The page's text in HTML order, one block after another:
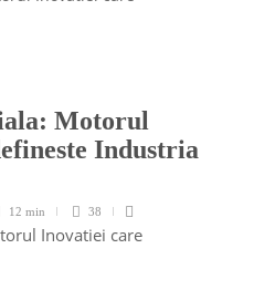
Motorul
Industria
12 min 38